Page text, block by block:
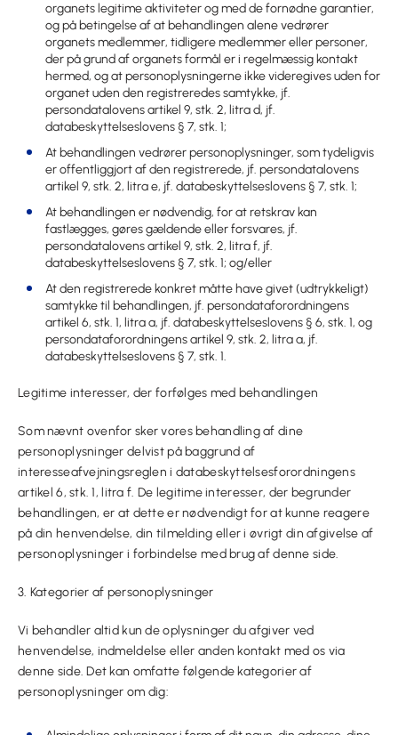
organets legitime aktiviteter og med de fornødne garantier,
og på betingelse af at behandlingen alene vedrører
organets medlemmer, tidligere medlemmer eller personer,
der på grund af organets formål er i regelmæssig kontakt
hermed, og at personoplysningerne ikke videregives uden for
organet uden den registreredes samtykke, jf.
persondatalovens artikel 9, stk. 2, litra d, jf.
databeskyttelseslovens § 7, stk. 1;
At behandlingen vedrører personoplysninger, som tydeligvis
er offentliggjort af den registrerede, jf. persondatalovens
artikel 9, stk. 2, litra e, jf. databeskyttelseslovens § 7, stk. 1;
At behandlingen er nødvendig, for at retskrav kan
fastlægges, gøres gældende eller forsvares, jf.
persondatalovens artikel 9, stk. 2, litra f, jf.
databeskyttelseslovens § 7, stk. 1; og/eller
At den registrerede konkret måtte have givet (udtrykkeligt)
samtykke til behandlingen, jf. persondataforordningens
artikel 6, stk. 1, litra a, jf. databeskyttelseslovens § 6, stk. 1, og
persondataforordningens artikel 9, stk. 2, litra a, jf.
databeskyttelseslovens § 7, stk. 1.
Legitime interesser, der forfølges med behandlingen
Som nævnt ovenfor sker vores behandling af dine
personoplysninger delvist på baggrund af
interesseafvejningsreglen i databeskyttelsesforordningens
artikel 6, stk. 1, litra f. De legitime interesser, der begrunder
behandlingen, er at dette er nødvendigt for at kunne reagere
på din henvendelse, din tilmelding eller i øvrigt din afgivelse af
personoplysninger i forbindelse med brug af denne side.
3. Kategorier af personoplysninger
Vi behandler altid kun de oplysninger du afgiver ved
henvendelse, indmeldelse eller anden kontakt med os via
denne side. Det kan omfatte følgende kategorier af
personoplysninger om dig: